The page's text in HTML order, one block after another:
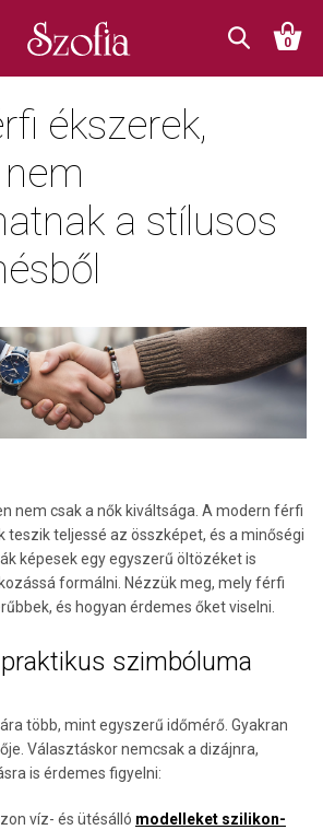
0
ékszerek,
a stílusos
nem csak a nők kiváltsága. A modern férfi
teszik teljessé az összképet, és a minőségi
képesek egy egyszerű öltözéket is
formálni. Nézzük meg, mely férfi
és hogyan érdemes őket viselni.
szimbóluma
több, mint egyszerű időmérő. Gyakran
Választáskor nemcsak a dizájnra,
is érdemes figyelni:
víz- és ütésálló modelleket szilikon-